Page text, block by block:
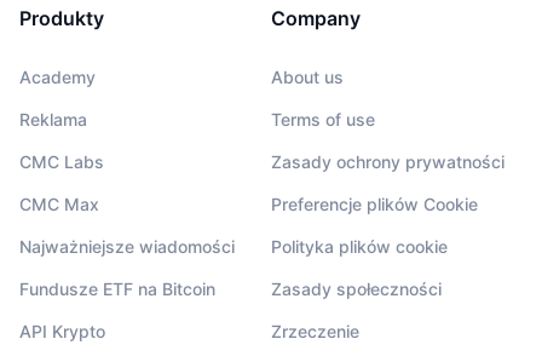
Produkty
Academy
Reklama
CMC Labs
CMC Max
Najważniejsze wiadomości
Fundusze ETF na Bitcoin
API Krypto
Company
About us
Terms of use
Zasady ochrony prywatności
Preferencje plików Cookie
Polityka plików cookie
Zasady społeczności
Zrzeczenie